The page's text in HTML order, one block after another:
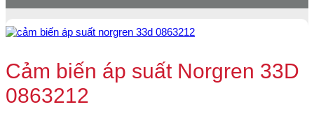
Cảm biến áp suất Norgren 33D
0863212